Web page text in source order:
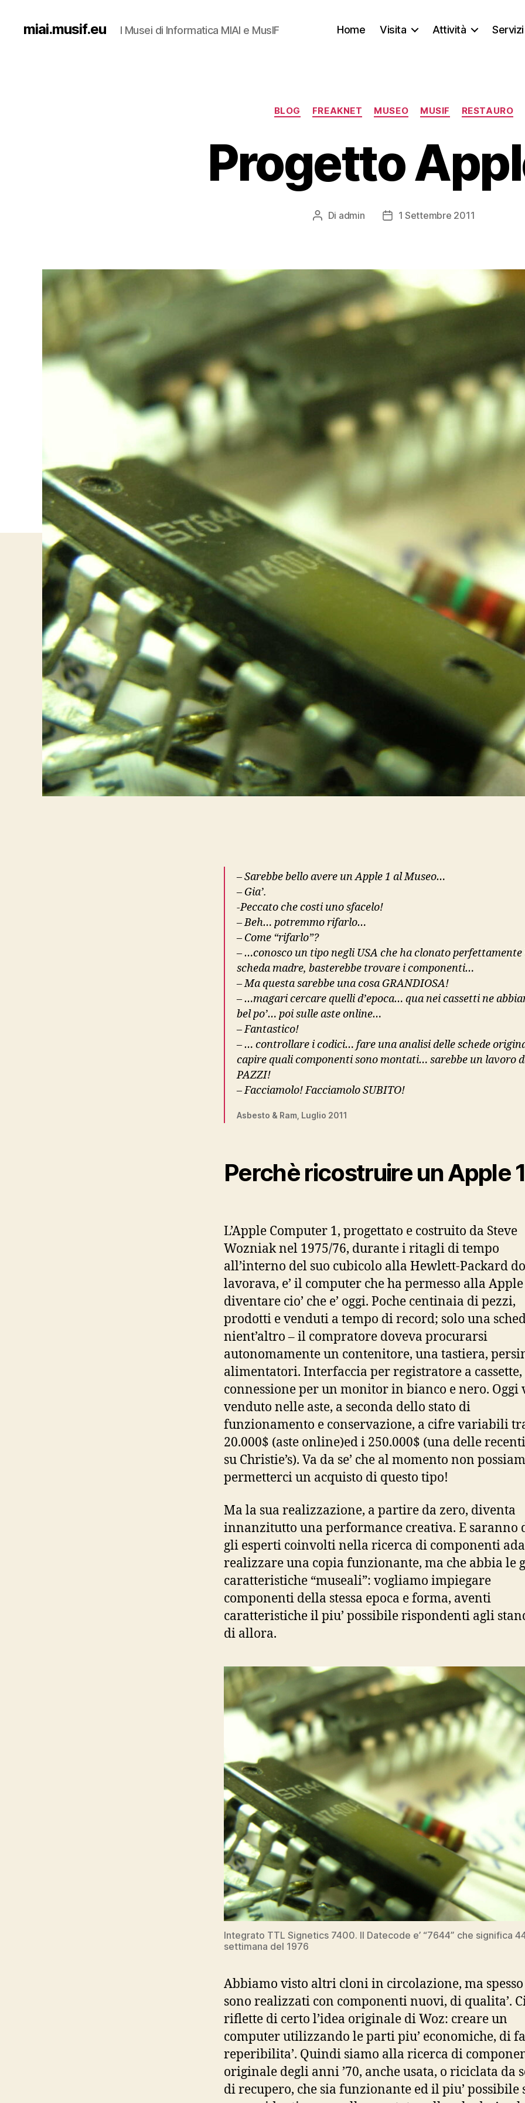
miai.musif.eu I Musei di Informatica MIAI e MusIF Home Visita Attività Servizi
Categorie
BLOG FREAKNET MUSEO MUSIF RESTAURO
Progetto
Autore
Di admin
Data1 Settembre 2011
– Sarebbe bello avere un Apple 1 al Museo…
– Gia’.
-Peccato che costi uno sfacelo!
– Beh… potremmo rifarlo…
– Come “rifarlo”?
– …conosco un tipo negli USA che ha clonato perfettamente
scheda madre, basterebbe trovare i componenti…
– Ma questa sarebbe una cosa GRANDIOSA!
– …magari cercare quelli d’epoca… qua nei cassetti ne
bel po’… poi sulle aste online…
– Fantastico!
– … controllare i codici… fare una analisi delle schede
capire quali componenti sono montati… sarebbe un lavoro
PAZZI!
– Facciamolo! Facciamolo SUBITO!
Asbesto & Ram, Luglio 2011
Perchè ricostruire un Apple
L’Apple Computer 1, progettato e costruito da Steve
Wozniak nel 1975/76, durante i ritagli di tempo
all’interno del suo cubicolo alla Hewlett-Packard
lavorava, e’ il computer che ha permesso alla
diventare cio’ che e’ oggi. Poche centinaia di pezzi,
prodotti e venduti a tempo di record; solo una
nient’altro – il compratore doveva procurarsi
autonomamente un contenitore, una tastiera,
alimentatori. Interfaccia per registratore a cassette,
connessione per un monitor in bianco e nero. Oggi
venduto nelle aste, a seconda dello stato di
funzionamento e conservazione, a cifre variabili
20.000$ (aste online)ed i 250.000$ (una delle
su Christie’s). Va da se’ che al momento non
permetterci un acquisto di questo tipo!
Ma la sua realizzazione, a partire da zero, diventa
innanzitutto una performance creativa. E saranno
gli esperti coinvolti nella ricerca di componenti
realizzare una copia funzionante, ma che abbia le
caratteristiche “museali”: vogliamo impiegare
componenti della stessa epoca e forma, aventi
caratteristiche il piu’ possibile rispondenti agli
di allora.
Integrato TTL Signetics 7400. Il Datecode e’ “7644” che significa
settimana del 1976
Abbiamo visto altri cloni in circolazione, ma
sono realizzati con componenti nuovi, di qualita’.
riflette di certo l’idea originale di Woz: creare un
computer utilizzando le parti piu’ economiche, di
reperibilita’. Quindi siamo alla ricerca di
originale degli anni ’70, anche usata, o riciclata da
di recupero, che sia funzionante ed il piu’ possibile